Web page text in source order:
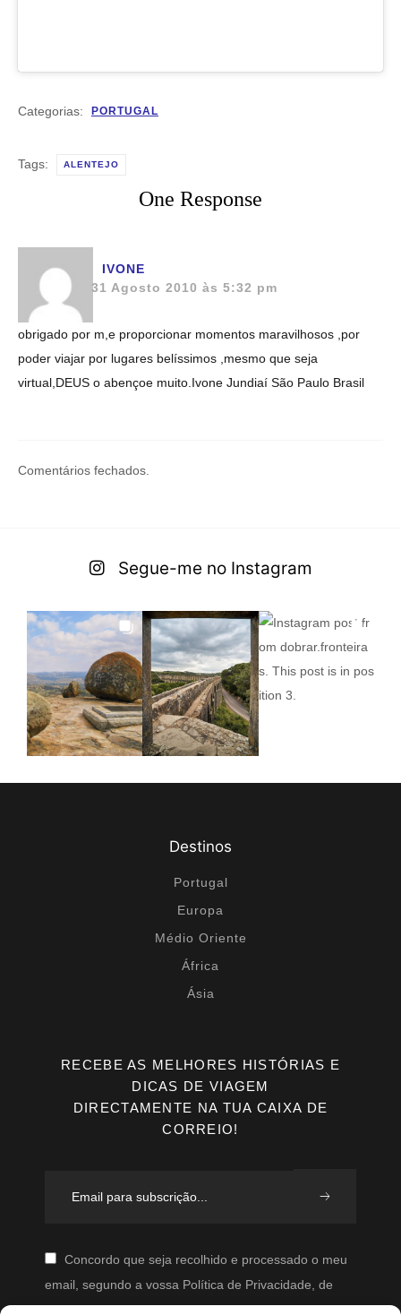
Categorias: PORTUGAL
Tags: ALENTEJO
One Response
IVONE
31 Agosto 2010 às 5:32 pm
obrigado por m,e proporcionar momentos maravilhosos ,por
poder viajar por lugares belíssimos ,mesmo que seja
virtual,DEUS o abençoe muito.Ivone Jundiaí São Paulo Brasil
Comentários fechados.
Segue-me no Instagram
Destinos
Portugal
Europa
Médio Oriente
África
Ásia
RECEBE AS MELHORES HISTÓRIAS E
DICAS DE VIAGEM
DIRECTAMENTE NA TUA CAIXA DE
CORREIO!
Concordo que seja recolhido e processado o meu
email, segundo a vossa Política de Privacidade, de
modo a que posteriormente possam enviar-me emails